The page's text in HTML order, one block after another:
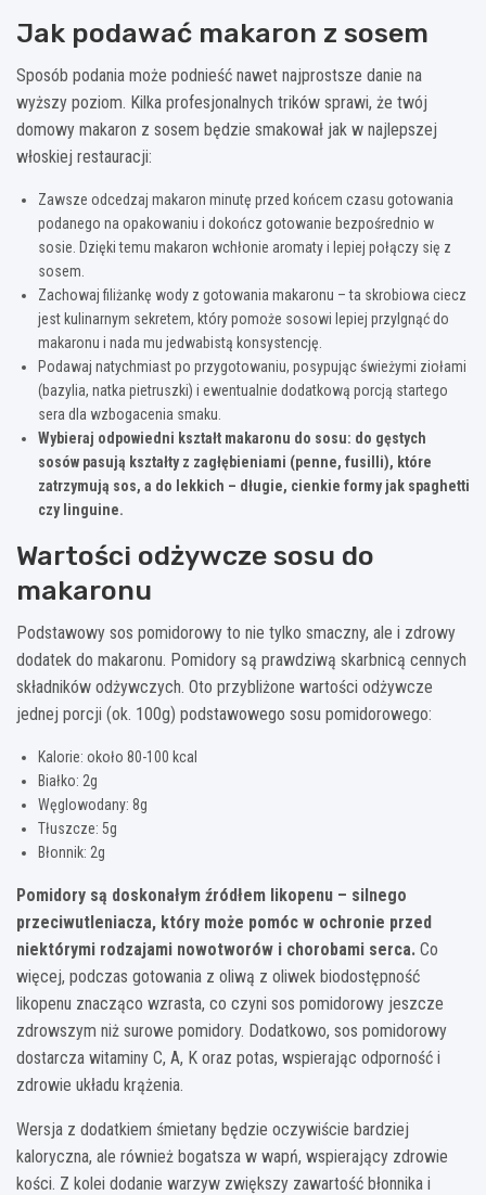
Jak podawać makaron z sosem
Sposób podania może podnieść nawet najprostsze danie na
wyższy poziom. Kilka profesjonalnych trików sprawi, że twój
domowy makaron z sosem będzie smakował jak w najlepszej
włoskiej restauracji:
Zawsze odcedzaj makaron minutę przed końcem czasu gotowania
podanego na opakowaniu i dokończ gotowanie bezpośrednio w
sosie. Dzięki temu makaron wchłonie aromaty i lepiej połączy się z
sosem.
Zachowaj filiżankę wody z gotowania makaronu – ta skrobiowa ciecz
jest kulinarnym sekretem, który pomoże sosowi lepiej przylgnąć do
makaronu i nada mu jedwabistą konsystencję.
Podawaj natychmiast po przygotowaniu, posypując świeżymi ziołami
(bazylia, natka pietruszki) i ewentualnie dodatkową porcją startego
sera dla wzbogacenia smaku.
Wybieraj odpowiedni kształt makaronu do sosu: do gęstych
sosów pasują kształty z zagłębieniami (penne, fusilli), które
zatrzymują sos, a do lekkich – długie, cienkie formy jak spaghetti
czy linguine.
Wartości odżywcze sosu do
makaronu
Podstawowy sos pomidorowy to nie tylko smaczny, ale i zdrowy
dodatek do makaronu. Pomidory są prawdziwą skarbnicą cennych
składników odżywczych. Oto przybliżone wartości odżywcze
jednej porcji (ok. 100g) podstawowego sosu pomidorowego:
Kalorie: około 80-100 kcal
Białko: 2g
Węglowodany: 8g
Tłuszcze: 5g
Błonnik: 2g
Pomidory są doskonałym źródłem likopenu – silnego
przeciwutleniacza, który może pomóc w ochronie przed
niektórymi rodzajami nowotworów i chorobami serca. Co
więcej, podczas gotowania z oliwą z oliwek biodostępność
likopenu znacząco wzrasta, co czyni sos pomidorowy jeszcze
zdrowszym niż surowe pomidory. Dodatkowo, sos pomidorowy
dostarcza witaminy C, A, K oraz potas, wspierając odporność i
zdrowie układu krążenia.
Wersja z dodatkiem śmietany będzie oczywiście bardziej
kaloryczna, ale również bogatsza w wapń, wspierający zdrowie
kości. Z kolei dodanie warzyw zwiększy zawartość błonnika i